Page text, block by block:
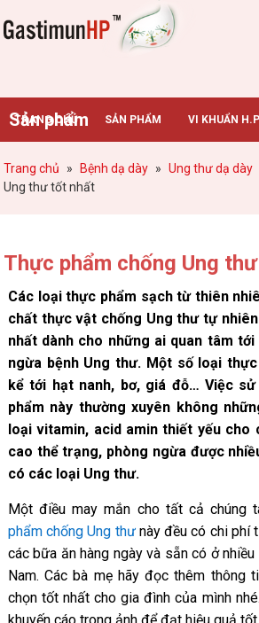
Gastimunhp
Sản phẩm
TRANG CHỦ SẢN PHẨM VI KHUẨN
BỆNH DẠ DÀY TIN TỨC – SỰ KIỆN
Trang chủ » Bệnh dạ dày » Ung thư dạ dày
Ung thư tốt nhất
Thực phẩm chống Ung
Các loại thực phẩm sạch từ thiên
chất thực vật chống Ung thư tự
nhất dành cho những ai quan tâm
ngừa bệnh Ung thư. Một số loại
kể tới hạt nanh, bơ, giá đỗ… Việc
phẩm này thường xuyên không
loại vitamin, acid amin thiết yếu cho
cao thể trạng, phòng ngừa được
có các loại Ung thư.
Một điều may mắn cho tất cả chúng
phẩm chống Ung thưnày đều có chi phí
các bữa ăn hàng ngày và sẵn có ở
Nam.Các bà mẹ hãy đọc thêm thông
chọn tốt nhất cho gia đình của mình